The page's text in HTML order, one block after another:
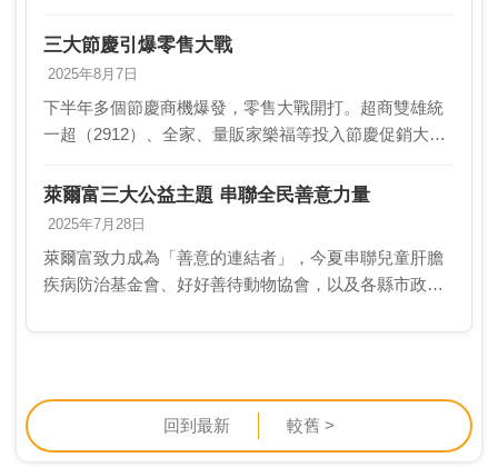
奪消費者的目光。今年上半年，由於關稅及匯率波動的
不確…
三大節慶引爆零售大戰
2025年8月7日
下半年多個節慶商機爆發，零售大戰開打。超商雙雄統
一超（2912）、全家、量販家樂福等投入節慶促銷大
響，根據經濟部統計處指出，今年上半年零售業營業額
為2…
萊爾富三大公益主題 串聯全民善意力量
2025年7月28日
萊爾富致力成為「善意的連結者」，今夏串聯兒童肝膽
疾病防治基金會、好好善待動物協會，以及各縣市政
動計畫三大公益主題，透過全台1,700家門市提供的發票
回到最新 較舊 >